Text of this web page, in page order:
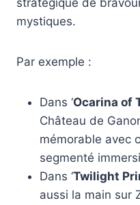
mystiques.
Par exemple :
Dans ‘Ocarina of
Château de
mémorable avec
segmenté
Dans ‘Twilight
aussi la main sur